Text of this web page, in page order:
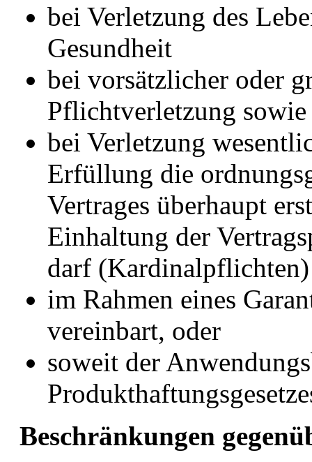
bei Verletzung des
Gesundheit
bei vorsätzlicher oder
Pflichtverletzung
bei Verletzung
Erfüllung die
Vertrages überhaupt
Einhaltung der
darf (Kardinalpflichten)
im Rahmen eines
vereinbart, oder
soweit der
Beschränkungen